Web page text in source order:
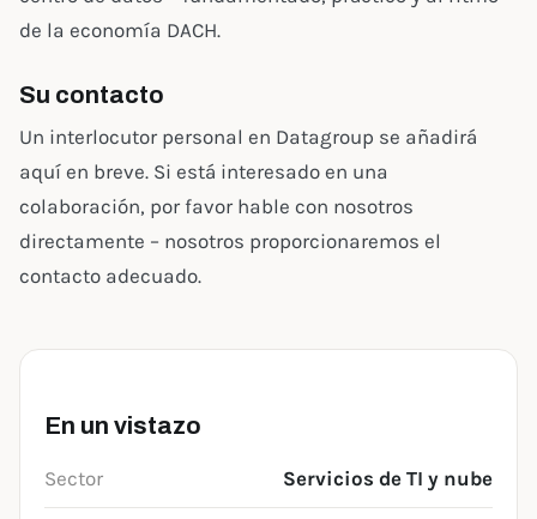
de la economía DACH.
Su contacto
Un interlocutor personal en Datagroup se añadirá
aquí en breve. Si está interesado en una
colaboración, por favor hable con nosotros
directamente – nosotros proporcionaremos el
contacto adecuado.
En un vistazo
Sector Servicios de TI y nube